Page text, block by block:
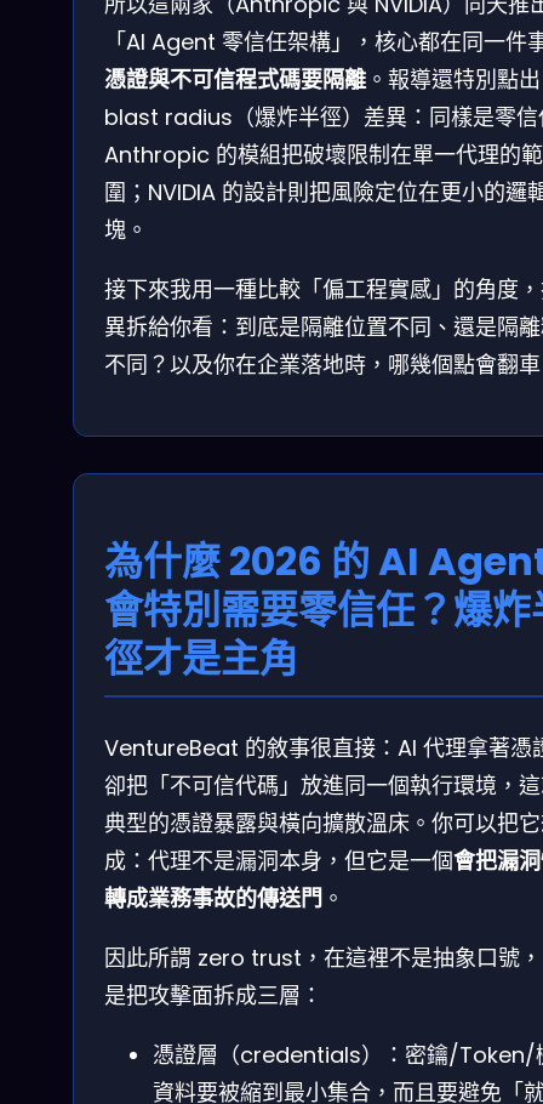
「AI Agent 零信任架構」，核心都在同一件
憑證與不可信程式碼要隔離 。報導還特別點出
blast radius（爆炸半徑）差異：同樣是零信
Anthropic 的模組把破壞限制在單一代理的範
圍；NVIDIA 的設計則把風險定位在更小的邏
塊。
接下來我用一種比較「偏工程實感」的角度
異拆給你看：到底是隔離位置不同、還是隔
不同？以及你在企業落地時，哪幾個點會翻
為什麼 2026 的 AI
會特別需要零信任？爆炸
徑才是主角
VentureBeat 的敘事很直接：AI 代理拿著憑
卻把「不可信代碼」放進同一個執行環境，
典型的憑證暴露與橫向擴散溫床。你可以把
成：代理不是漏洞本身，但它是一個會把漏
轉成業務事故的傳送門 。
因此所謂 zero trust，在這裡不是抽象口號
是把攻擊面拆成三層：
憑證層（credentials）：密鑰/Token/
資料要被縮到最小集合，而且要避免「